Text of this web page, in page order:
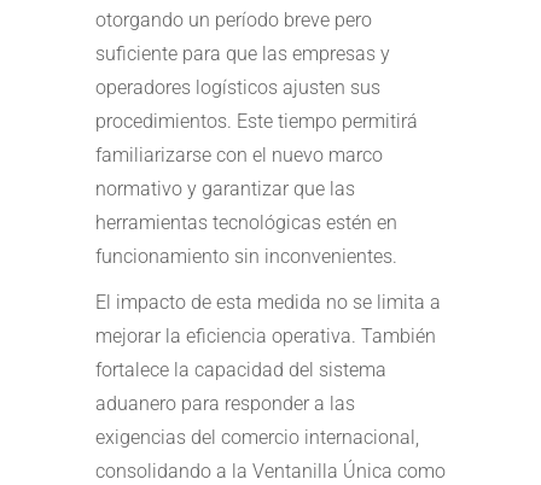
otorgando un período breve pero
suficiente para que las empresas y
operadores logísticos ajusten sus
procedimientos. Este tiempo permitirá
familiarizarse con el nuevo marco
normativo y garantizar que las
herramientas tecnológicas estén en
funcionamiento sin inconvenientes.
El impacto de esta medida no se limita a
mejorar la eficiencia operativa. También
fortalece la capacidad del sistema
aduanero para responder a las
exigencias del comercio internacional,
consolidando a la Ventanilla Única como